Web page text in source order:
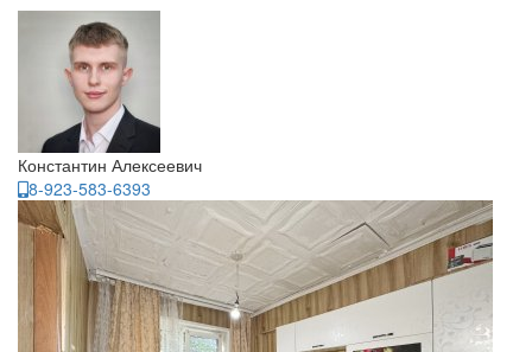
Константин Алексеевич
8-923-583-6393